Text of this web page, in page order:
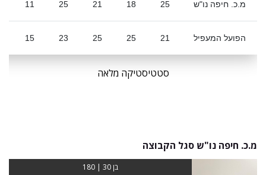
מ.כ. חיפה נו"ש 25
18
21
25
11
הפועל המעפיל 21
25
25
23
15
סטטיסטיקה מלאה
מ.כ. חיפה נו"ש סגל הקבוצה
בן 30 | 180